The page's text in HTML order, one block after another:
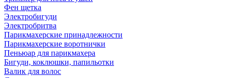
Фен щетка
Электробигуди
Электробритва
Парикмахерские принадлежности
Парикмахерские воротнички
Пеньюар для парикмахера
Бигуди, коклюшки, папильотки
Валик для волос